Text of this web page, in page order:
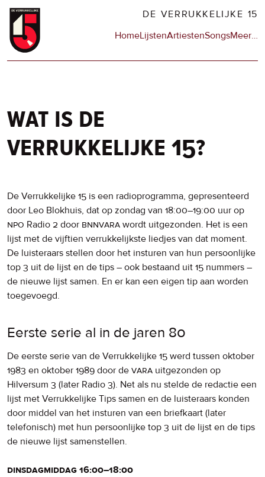
Overslaan
naar
DE VERRUKKELIJKE 15
Hoofdnavigatie
HomeLijstenArtiestenSongsMeerop
…
wat is de
verrukkelijke 15?
De Verrukkelijke 15 is een radioprogramma, gepresenteerd
door Leo Blokhuis, dat op zondag van 18:00–19:00 uur op
npo Radio 2 door bnnvara wordt uitgezonden. Het is een
lijst met de vijftien verrukkelijkste liedjes van dat moment.
De luisteraars stellen door het insturen van hun persoonlijke
top 3 uit de lijst en de tips – ook bestaand uit 15 nummers –
de nieuwe lijst samen. En er kan een eigen tip aan worden
toegevoegd.
Eerste serie al in de jaren 80
De eerste serie van de Verrukkelijke 15 werd tussen oktober
1983 en oktober 1989 door de vara uitgezonden op
Hilversum 3 (later Radio 3). Net als nu stelde de redactie een
lijst met Verrukkelijke Tips samen en de luisteraars konden
door middel van het insturen van een briefkaart (later
telefonisch) met hun persoonlijke top 3 uit de lijst en de tips
de nieuwe lijst samenstellen.
dinsdagmiddag 16:00–18:00